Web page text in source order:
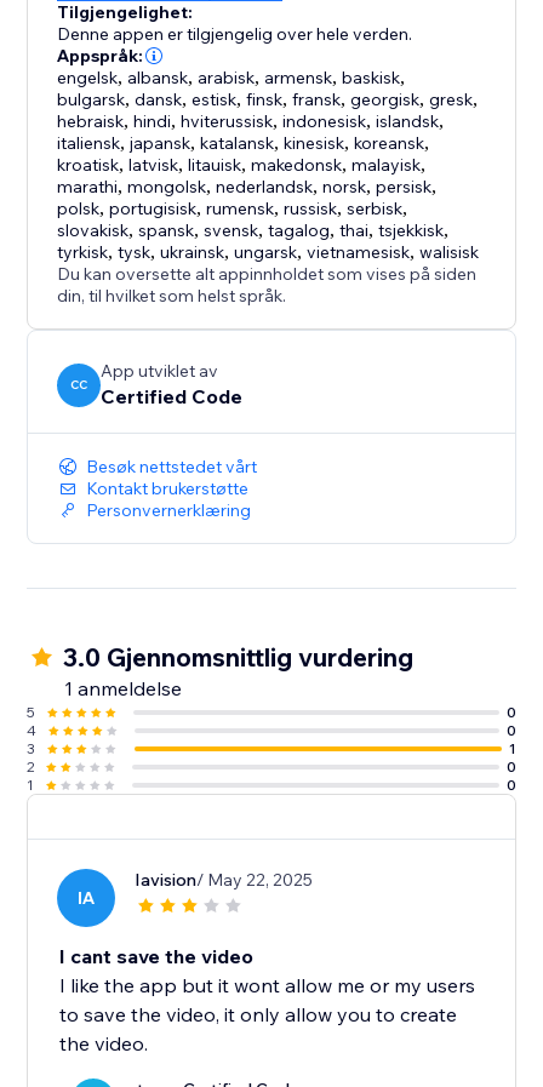
Tilgjengelighet:
Denne appen er tilgjengelig over hele verden.
Appspråk:
engelsk, albansk, arabisk, armensk,baskisk,
bulgarsk,dansk,estisk,finsk,fransk,georgisk,gresk,
hebraisk,hindi,hviterussisk,indonesisk,islandsk,
italiensk,japansk,katalansk,kinesisk,koreansk,
kroatisk,latvisk,litauisk,makedonsk,malayisk,
marathi,mongolsk,nederlandsk,norsk,persisk,
polsk,portugisisk,rumensk,russisk,serbisk,
slovakisk,spansk,svensk,tagalog,thai,tsjekkisk,
tyrkisk,tysk,ukrainsk,ungarsk,vietnamesisk,walisisk
Du kan oversette alt appinnholdet som vises på siden
din, til hvilket som helst språk.
CC
App utviklet av
Certified Code
Besøk nettstedet vårt
Kontakt brukerstøtte
Personvernerklæring
3.0 Gjennomsnittlig vurdering
1 anmeldelse
5
0
4
0
3
1
2
0
1
0
IA
Iavision/ May 22, 2025
I cant save the video
I like the app but it wont allow me or my users
to save the video, it only allow you to create
the video.